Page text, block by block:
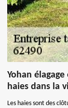
Yohan
haies dans la
Les haies sont des